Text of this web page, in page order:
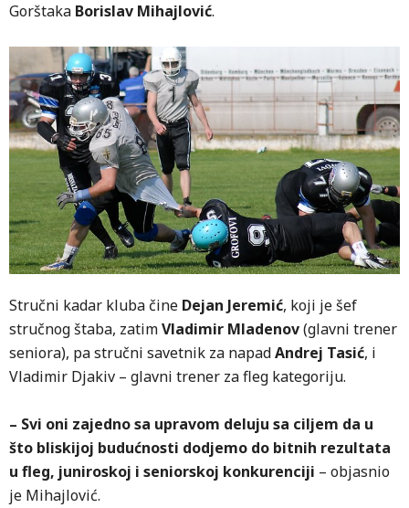
Gorštaka Borislav Mihajlović.
Stručni kadar kluba čine Dejan Jeremić, koji je šef
stručnog štaba, zatimVladimir Mladenov(glavni trener
seniora), pa stručni savetnik za napadAndrej Tasić, i
Vladimir Djakiv – glavni trener za fleg kategoriju.
– Svi oni zajedno sa upravom deluju sa ciljem da u
što bliskijoj budućnosti dodjemo do bitnih rezultata
u fleg, juniroskoj i seniorskoj konkurenciji – objasnio
je Mihajlović.